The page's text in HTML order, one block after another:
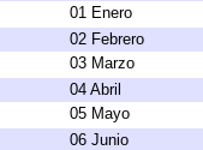
01 Enero
02 Febrero
03 Marzo
04 Abril
05 Mayo
06 Junio